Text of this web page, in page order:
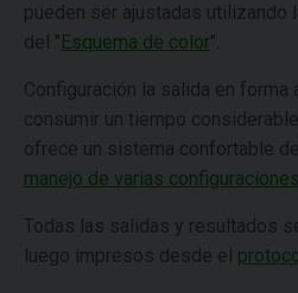
pueden ser ajustadas utilizando
del "Esquema de color".
Configuración la salida en forma
consumir un tiempo
ofrece un sistema confortable de
manejo de varias configuraciones
Todas las salidas y resultados
luego impresos desde el